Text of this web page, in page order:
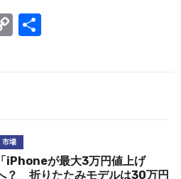
C
o
n
k
市場
「iPhoneが最大3万円値上げ
？ 折りたたみモデルは30万円